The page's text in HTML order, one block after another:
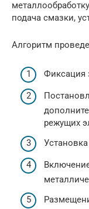
подача смазки,
Алгоритм
Фиксация
режущих